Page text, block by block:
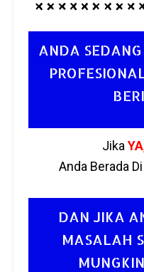
ANDA
Jika
Anda Berada
DAN JIKA
MASALAH